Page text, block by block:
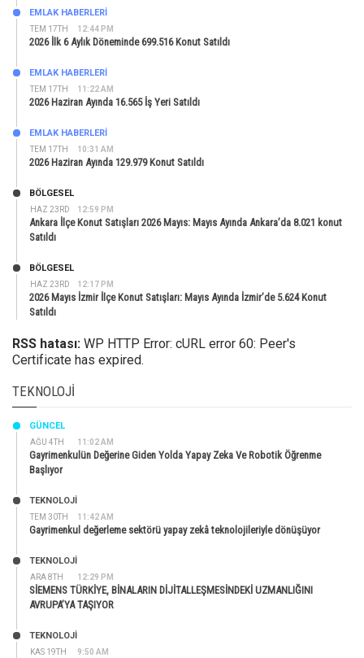
TEM 17TH 12:44 PM
EMLAK HABERLERI
2026 İlk 6 Aylık Döneminde 699.516 Konut Satıldı
TEM 17TH 11:22 AM
EMLAK HABERLERI
2026 Haziran Ayında 16.565 İş Yeri Satıldı
TEM 17TH 10:31 AM
EMLAK HABERLERI
2026 Haziran Ayında 129.979 Konut Satıldı
HAZ 23RD 12:59 PM
BÖLGESEL
Ankara İlçe Konut Satışları 2026 Mayıs: Mayıs Ayında Ankara’da 8.021 konut
Satıldı
HAZ 23RD 12:17 PM
BÖLGESEL
2026 Mayıs İzmir İlçe Konut Satışları: Mayıs Ayında İzmir’de 5.624 Konut
Satıldı
RSS hatası: WP HTTP Error: cURL error 60: Peer's
Certificate has expired.
TEKNOLOJI
AĞU 4TH 11:02 AM
GÜNCEL
Gayrimenkulün Değerine Giden Yolda Yapay Zeka Ve Robotik Öğrenme
Başlıyor
TEM 30TH 11:42 AM
TEKNOLOJİ
Gayrimenkul değerleme sektörü yapay zekâ teknolojileriyle dönüşüyor
ARA 8TH 12:29 PM
TEKNOLOJİ
SİEMENS TÜRKİYE, BİNALARIN DİJİTALLEŞMESİNDEKİ UZMANLIĞINI
AVRUPA’YA TAŞIYOR
KAS 19TH 9:50 AM
TEKNOLOJİ